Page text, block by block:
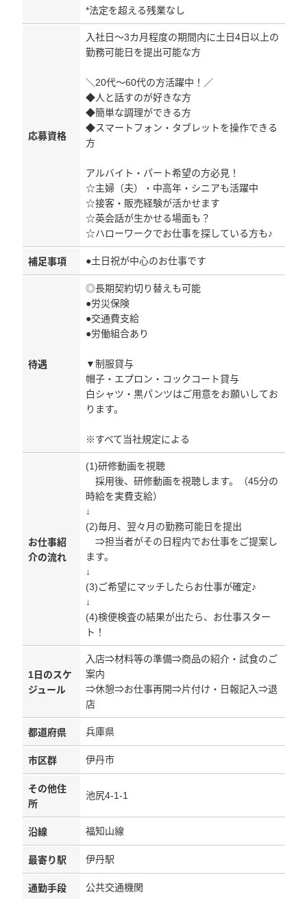
*法定を超える残業なし
応募資格
入社日～3カ月程度の期間内に土日4日以上の
勤務可能日を提出可能な方
＼20代～60代の方活躍中！／
◆人と話すのが好きな方
◆簡単な調理ができる方
◆スマートフォン・タブレットを操作できる
方
アルバイト・パート希望の方必見！
☆主婦（夫）・中高年・シニアも活躍中
☆接客・販売経験が活かせます
☆英会話が生かせる場面も？
☆ハローワークでお仕事を探している方も♪
補足事項 ●土日祝が中心のお仕事です
待遇
◎長期契約切り替えも可能
●労災保険
●交通費支給
●労働組合あり
▼制服貸与
帽子・エプロン・コックコート貸与
白シャツ・黒パンツはご用意をお願いしてお
ります。
※すべて当社規定による
お仕事紹
介の流れ
(1)研修動画を視聴
採用後、研修動画を視聴します。（45分の
時給を実費支給）
↓
(2)毎月、翌々月の勤務可能日を提出
⇒担当者がその日程内でお仕事をご提案し
ます。
↓
(3)ご希望にマッチしたらお仕事が確定♪
↓
(4)検便検査の結果が出たら、お仕事スター
ト！
1日のスケ
ジュール
入店⇒材料等の準備⇒商品の紹介・試食のご
案内
⇒休憩⇒お仕事再開⇒片付け・日報記入⇒退
店
都道府県 兵庫県
市区群 伊丹市
その他住
所
池尻4-1-1
沿線 福知山線
最寄り駅 伊丹駅
通勤手段 公共交通機関